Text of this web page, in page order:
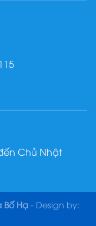
Chủ Nhật
Bố Hạ- Design by: